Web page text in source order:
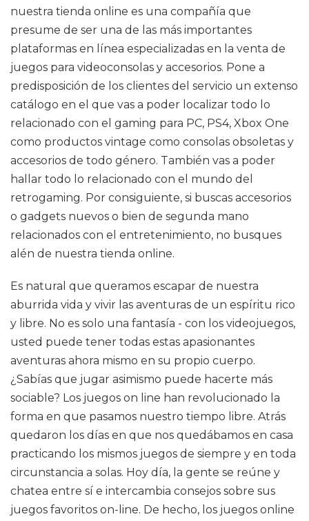
nuestra tienda online es una compañía que
presume de ser una de las más importantes
plataformas en línea especializadas en la venta de
juegos para videoconsolas y accesorios. Pone a
predisposición de los clientes del servicio un extenso
catálogo en el que vas a poder localizar todo lo
relacionado con el gaming para PC, PS4, Xbox One
como productos vintage como consolas obsoletas y
accesorios de todo género. También vas a poder
hallar todo lo relacionado con el mundo del
retrogaming. Por consiguiente, si buscas accesorios
o gadgets nuevos o bien de segunda mano
relacionados con el entretenimiento, no busques
alén de nuestra tienda online.
Es natural que queramos escapar de nuestra
aburrida vida y vivir las aventuras de un espíritu rico
y libre. No es solo una fantasía - con los videojuegos,
usted puede tener todas estas apasionantes
aventuras ahora mismo en su propio cuerpo.
¿Sabías que jugar asimismo puede hacerte más
sociable? Los juegos on line han revolucionado la
forma en que pasamos nuestro tiempo libre. Atrás
quedaron los días en que nos quedábamos en casa
practicando los mismos juegos de siempre y en toda
circunstancia a solas. Hoy día, la gente se reúne y
chatea entre sí e intercambia consejos sobre sus
juegos favoritos on-line. De hecho, los juegos online